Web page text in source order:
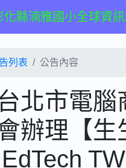
化縣湳雅國小全球資訊
列表 公告內容
北市電腦
辦理【生